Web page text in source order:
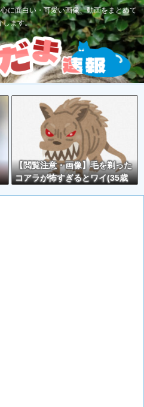
に面白い・可愛い画像、動画をまとめて
します。
【閲覧注意・画像】毛を剃った
コアラが怖すぎるとワイ(35歳